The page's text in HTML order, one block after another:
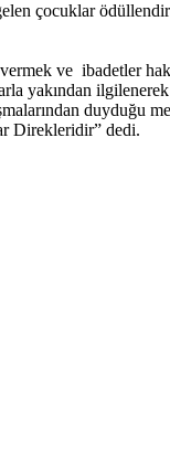
çocuklar
ve ibadetler
yakından
duyduğu
Direkleridir” dedi.